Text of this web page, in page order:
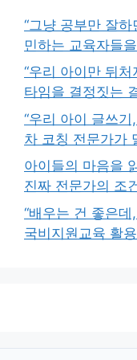
“그냥 공부만 잘
민하는 교육자들
“우리 아이만 뒤
타임을 결정짓는
“우리 아이 글쓰
차 코칭 전문가가
아이들의 마음을
진짜 전문가의 조
“배우는 건 좋은
국비지원교육 활